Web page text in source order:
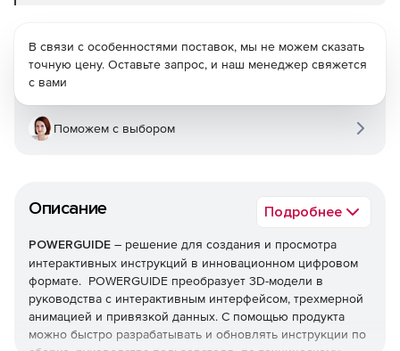
Описание Подробнее
POWERGUIDE – решение для создания и просмотра
интерактивных инструкций в инновационном цифровом
формате. POWERGUIDE преобразует 3D-модели в
руководства с интерактивным интерфейсом, трехмерной
анимацией и привязкой данных. С помощью продукта
можно быстро разрабатывать и обновлять инструкции по
В связи с особенностями поставок, мы не можем сказать
точную цену. Оставьте запрос, и наш менеджер свяжется
с вами
Поможем с выбором